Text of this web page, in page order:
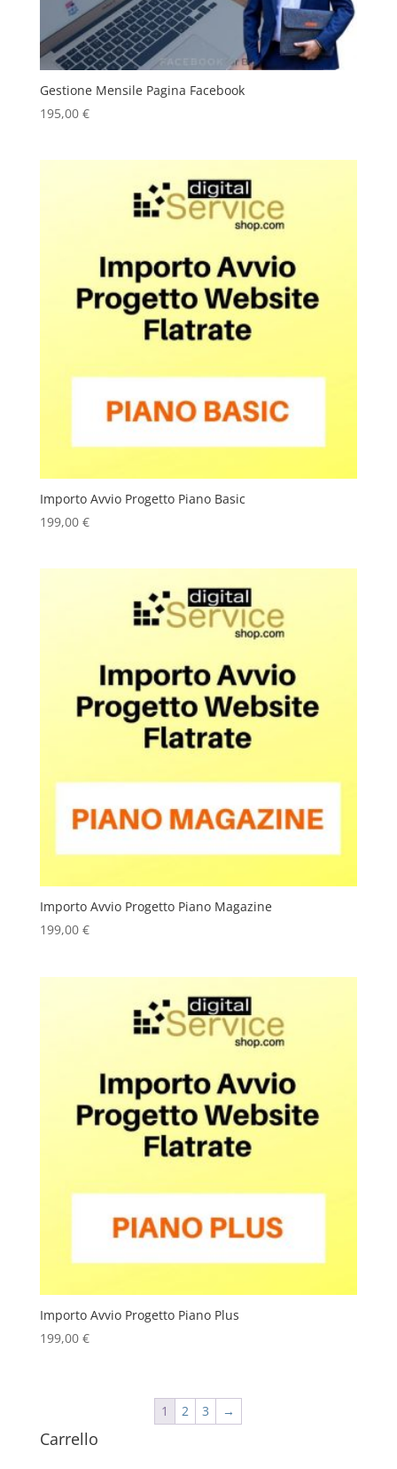
Gestione Mensile Pagina Facebook
195,00 €
Importo Avvio Progetto Piano Basic
199,00 €
Importo Avvio Progetto Piano Magazine
199,00 €
Importo Avvio Progetto Piano Plus
199,00 €
1 2 3 →
Carrello